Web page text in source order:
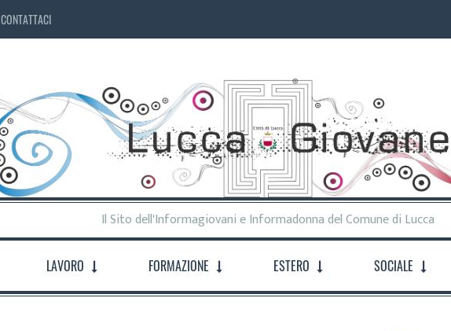
CONTATTACI
Il Sito dell'Informagiovani e Informadonna del Comune di Lucca
LAVORO FORMAZIONE ESTERO SOCIALE